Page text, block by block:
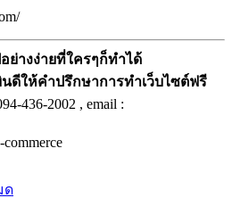
อย่างง่ายที่ใครๆก็ทำได้
นดีให้คำปรึกษาการทำเว็บไซต์ฟรี
436-2002 , email :
commerce
ด